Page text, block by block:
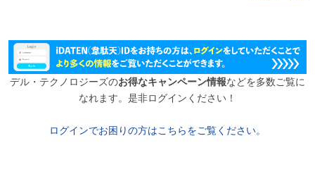
デル・テクノロジーズのお得なキャンペーン情報などを多数ご覧に
なれます。是非ログインください！
ログインでお困りの方はこちらをご覧ください。